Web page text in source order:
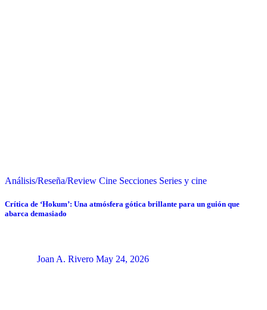
Análisis/Reseña/Review Cine Secciones Series y cine
Crítica de ‘Hokum’: Una atmósfera gótica brillante para un guión que
abarca demasiado
Joan A. Rivero May 24, 2026